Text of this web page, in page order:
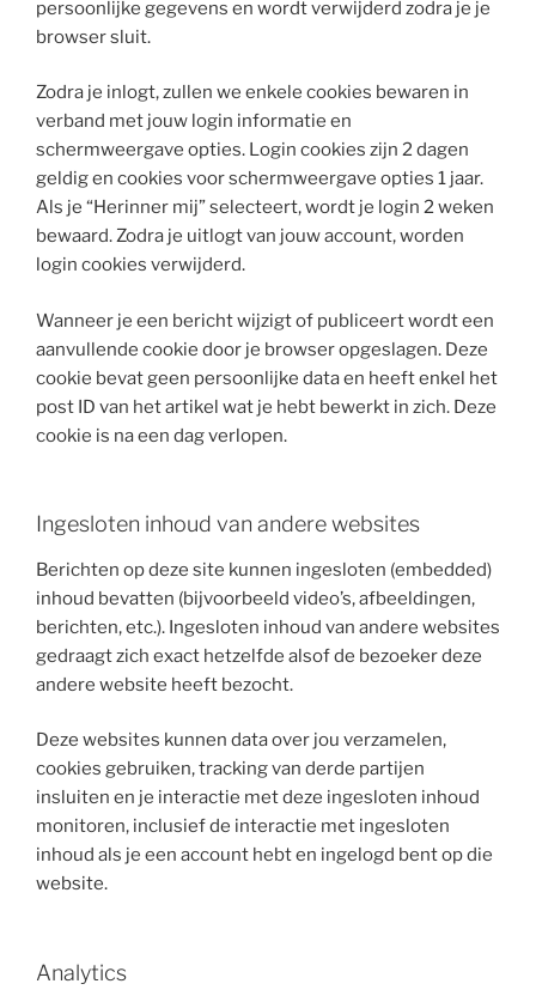
persoonlijke gegevens en wordt verwijderd zodra je je
browser sluit.
Zodra je inlogt, zullen we enkele cookies bewaren in
verband met jouw login informatie en
schermweergave opties. Login cookies zijn 2 dagen
geldig en cookies voor schermweergave opties 1 jaar.
Als je “Herinner mij” selecteert, wordt je login 2 weken
bewaard. Zodra je uitlogt van jouw account, worden
login cookies verwijderd.
Wanneer je een bericht wijzigt of publiceert wordt een
aanvullende cookie door je browser opgeslagen. Deze
cookie bevat geen persoonlijke data en heeft enkel het
post ID van het artikel wat je hebt bewerkt in zich. Deze
cookie is na een dag verlopen.
Ingesloten inhoud van andere websites
Berichten op deze site kunnen ingesloten (embedded)
inhoud bevatten (bijvoorbeeld video’s, afbeeldingen,
berichten, etc.). Ingesloten inhoud van andere websites
gedraagt zich exact hetzelfde alsof de bezoeker deze
andere website heeft bezocht.
Deze websites kunnen data over jou verzamelen,
cookies gebruiken, tracking van derde partijen
insluiten en je interactie met deze ingesloten inhoud
monitoren, inclusief de interactie met ingesloten
inhoud als je een account hebt en ingelogd bent op die
website.
Analytics